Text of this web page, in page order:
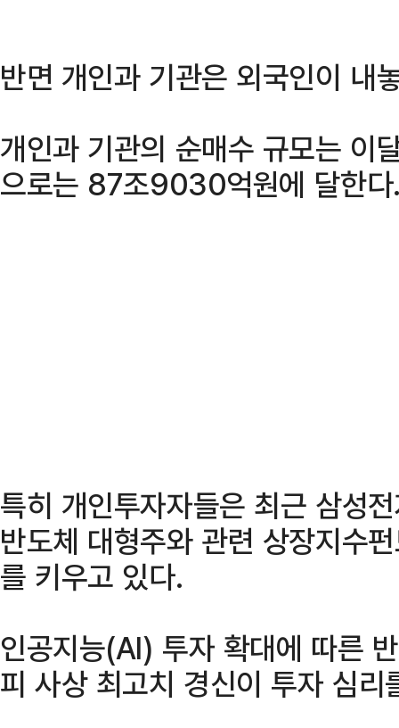
반면 개인과 기관은 외국인이 내
개인과 기관의 순매수 규모는
으로는 87조9030억원에 달한
특히 개인투자자들은 최근 삼성
반도체 대형주와 관련 상장지수
를 키우고 있다.
인공지능(AI) 투자 확대에 따른
피 사상 최고치 경신이 투자 심